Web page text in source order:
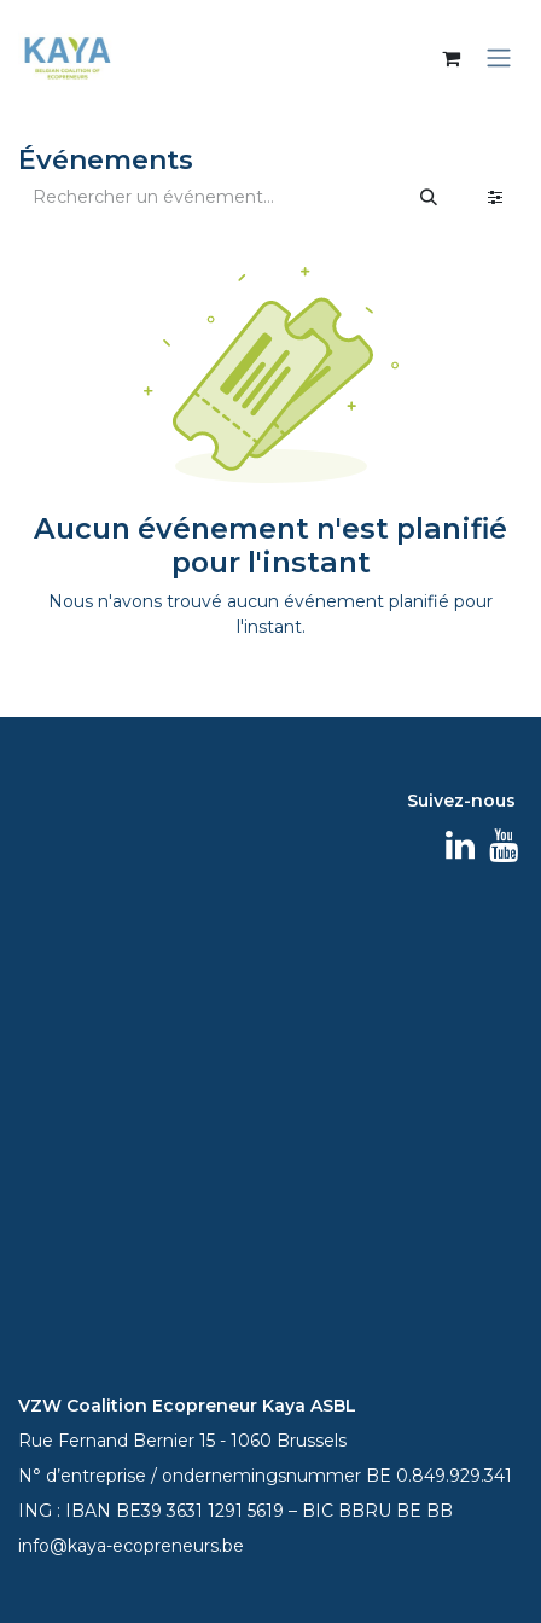
Événements
Aucun événement n'est planifié
pour l'instant
Nous n'avons trouvé aucun événement planifié pour
l'instant.
Suivez-nous
VZW Coalition Ecopreneur Kaya ASBL
Rue Fernand Bernier 15 - 1060 Brussels
N° d’entreprise / ondernemingsnummer BE 0.849.929.341
ING : IBAN BE393631 1291 5619 – BIC BBRU BE BB
info@kaya-ecopreneurs.be